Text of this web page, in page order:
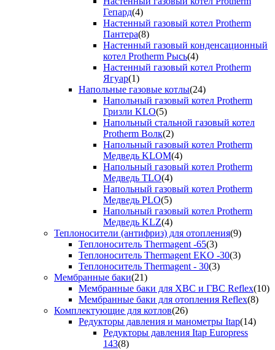
Гепард(4)
Настенный газовый котел Protherm
Пантера(8)
Настенный газовый конденсационный
котел Protherm Рысь(4)
Настенный газовый котел Protherm
Ягуар(1)
Напольные газовые котлы(24)
Напольный газовый котел Protherm
Гризли KLO(5)
Напольный стальной газовый котел
Protherm Волк(2)
Напольный газовый котел Protherm
Медведь KLOM(4)
Напольный газовый котел Protherm
Медведь TLO(4)
Напольный газовый котел Protherm
Медведь PLO(5)
Напольный газовый котел Protherm
Медведь KLZ(4)
Теплоносители (антифриз) для отопления(9)
Теплоноситель Thermagent -65(3)
Теплоноситель Thermagent EKO -30(3)
Теплоноситель Thermagent - 30(3)
Мембранные баки(21)
Мембранные баки для ХВС и ГВС Reflex(10)
Мембранные баки для отопления Reflex(8)
Комплектующие для котлов(26)
Редукторы давления и манометры Itap(14)
Редукторы давления Itap Europress
143(8)